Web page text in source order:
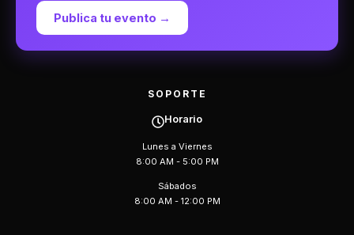
Publica tu evento →
SOPORTE
Horario
Lunes a Viernes
8:00 AM - 5:00 PM
Sábados
8:00 AM - 12:00 PM